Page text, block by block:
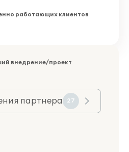
работающих клиентов
внедрение/проект
партнера 27